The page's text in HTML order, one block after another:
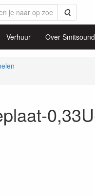
Zoeken
Verhuur Over Smitsound